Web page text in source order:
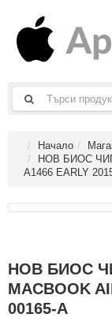
Начало
НОВ БИОС
A1466 EARLY
НОВ БИОС
MACBOOK
00165-A